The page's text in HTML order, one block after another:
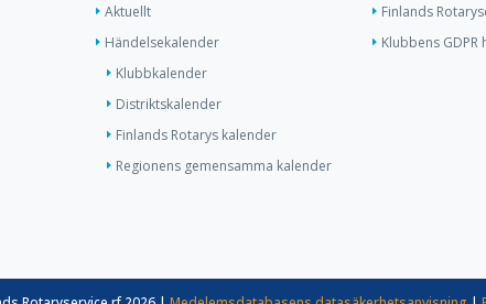
Aktuellt
Händelsekalender
Klubbkalender
Distriktskalender
Finlands Rotarys kalender
Regionens gemensamma kalender
Finlands
Klubbens GDPR